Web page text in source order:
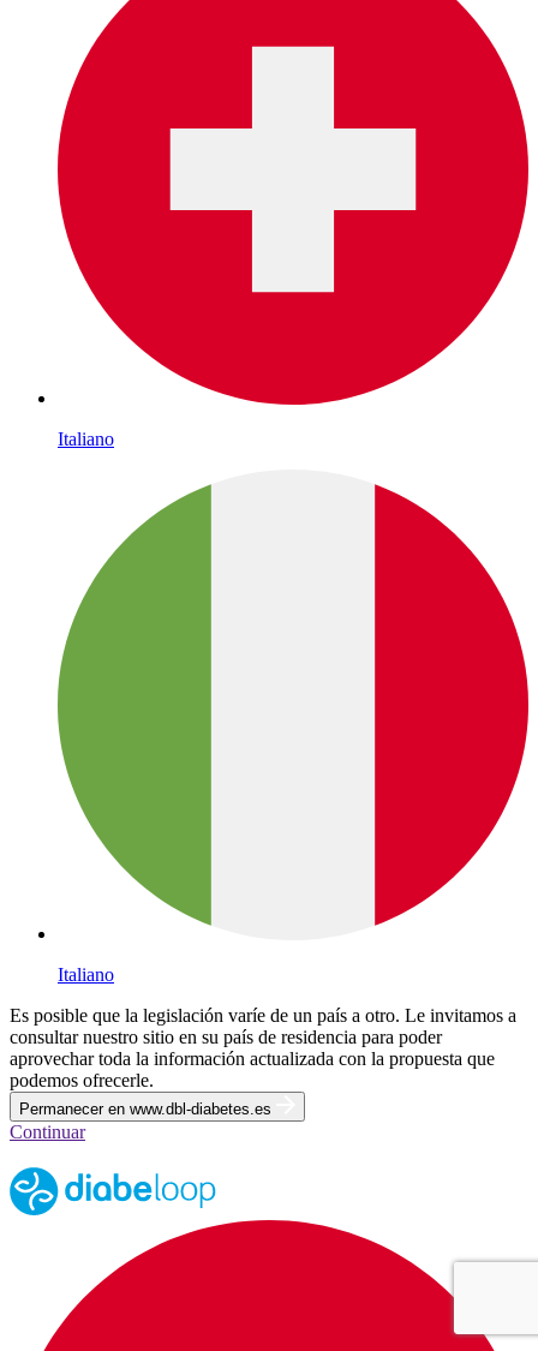
Italiano
Italiano
Es posible que la legislación varíe de un país a otro. Le invitamos a
consultar nuestro sitio en su país de residencia para poder
aprovechar toda la información actualizada con la propuesta que
podemos ofrecerle.
Permanecer en www.dbl-diabetes.es
Continuar